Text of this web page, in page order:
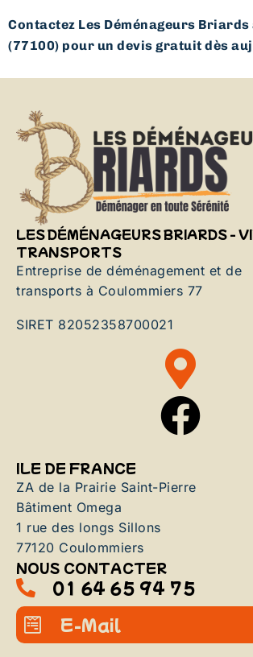
Contactez Les Déménageurs Briards
(77100) pour un devis gratuit dès
LES DÉMÉNAGEURS BRIARDS -
TRANSPORTS
Entreprise de déménagement et de
transports à Coulommiers 77
SIRET 82052358700021
ILE DE FRANCE
ZA de la Prairie Saint-Pierre
Bâtiment Omega
1 rue des longs Sillons
77120 Coulommiers
NOUS CONTACTER
01 64 65 94 75
E-Mail